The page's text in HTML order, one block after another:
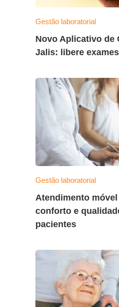
Gestão laboratorial
Novo Aplicativo de
Jalis: libere
Gestão laboratorial
Atendimento
conforto e
pacientes